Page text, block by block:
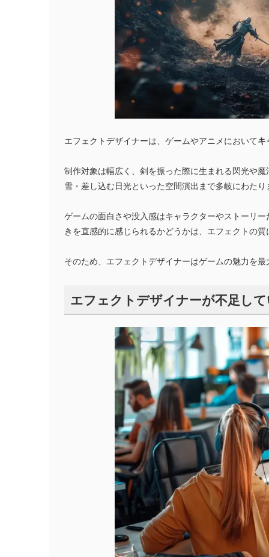
エフェクトデザイナーは、ゲームやアニメにおいてキ
制作対象は幅広く、剣を振った際に生まれる閃光や
雪・差し込む日光といった空間演出まで多岐にわたり
ゲームの面白さや没入感はキャラクターやストーリ
きを直感的に感じられるかどうかは、エフェクトの質
そのため、エフェクトデザイナーはゲームの魅力を
エフェクトデザイナーが不足し